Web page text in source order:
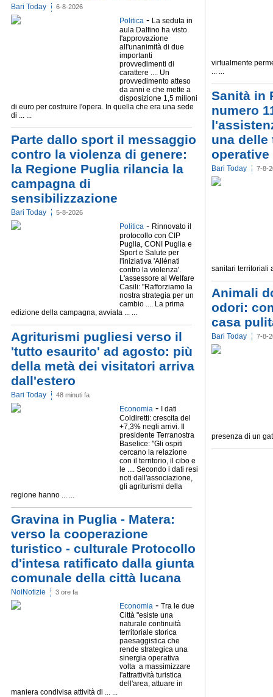
Bari Today 6-8-2026
Politica - La seduta in
aula Dalfino ha visto
l'approvazione
all'unanimità di due
importanti
provvedimenti di
carattere .... Un
provvedimento atteso
da anni e che mette a
disposizione 1,5 milioni
di euro per costruire l'opera. In quella che era una sede
di ... ...
Parte dallo sport il messaggio
contro la violenza di genere:
la Regione Puglia rilancia la
campagna di
sensibilizzazione
Bari Today 5-8-2026
Politica - Rinnovato il
protocollo con CIP
Puglia, CONI Puglia e
Sport e Salute per
l'iniziativa 'Allénati
contro la violenza'.
L'assessore al Welfare
Casili: "Rafforziamo la
nostra strategia per un
cambio .... La prima
edizione della campagna, avviata ... ...
Agriturismi pugliesi verso il
'tutto esaurito' ad agosto: più
della metà dei visitatori arriva
dall'estero
Bari Today 48 minuti fa
Economia -
I dati
Coldiretti: crescita del
+7,3% negli arrivi. Il
presidente Terranostra
Baselice: "Gli ospiti
cercano la relazione
con il territorio, il cibo e
le .... Secondo i dati resi
noti dall'associazione,
gli agriturismi della
regione hanno ... ...
Gravina in Puglia - Matera:
verso la cooperazione
turistico - culturale Protocollo
d'intesa ratificato dalla giunta
comunale della città lucana
NoiNotizie 3 ore fa
Economia - Tra le due
Città "esiste una
naturale continuità
territoriale storica
paesaggistica che
rende strategica una
sinergia operativa
volta a massimizzare
l'attrattività turistica
dell'area, attuare in
maniera condivisa attività di ... ...
virtualmente
... ...
Sanità in
numero
una delle
operative
Bari Today 7-8-
sanitari territoriali
Animali
odori:
casa
Bari Today 7-8-
presenza di un